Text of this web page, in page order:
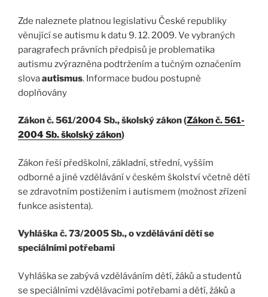
Zde naleznete platnou legislativu České republiky
věnující se autismu k datu 9. 12. 2009. Ve vybraných
paragrafech právních předpisů je problematika
autismu zvýrazněna podtržením a tučným označením
slovaautismus. Informace budou postupně
doplňovány
Zákon č. 561/2004 Sb., školský zákon (Zákon č. 561-
2004 Sb. školský zákon)
Zákon řeší předškolní, základní, střední, vyšším
odborné a jiné vzdělávání v českém školství včetně dětí
se zdravotním postižením i autismem (možnost zřízení
funkce asistenta).
Vyhláška č. 73/2005 Sb., o vzdělávání dětí se
speciálními potřebami
Vyhláška se zabývá vzděláváním dětí, žáků a studentů
se speciálními vzdělávacími potřebami a dětí, žáků a